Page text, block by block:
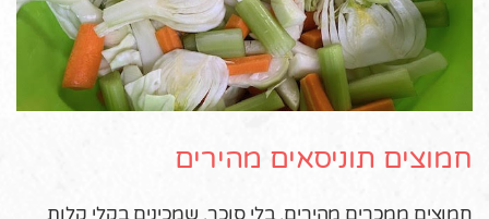
חמוצים תוניסאים מהירים